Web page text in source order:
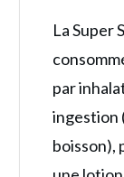
La Super
par
ingestion
boisson),